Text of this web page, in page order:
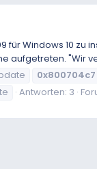
für Windows 10
aufgetreten. "Wir
0x800704c7
Antworten: 3